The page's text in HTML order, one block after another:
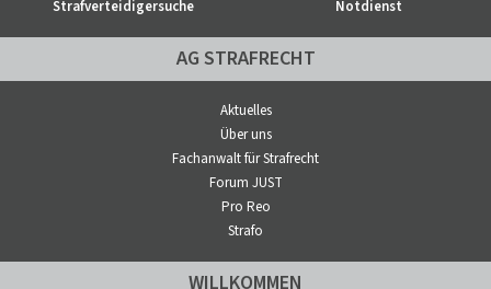
Strafverteidigersuche Notdienst
AG STRAFRECHT
Aktuelles
Über uns
Fachanwalt für Strafrecht
Forum JUST
Pro Reo
Strafo
WILLKOMMEN